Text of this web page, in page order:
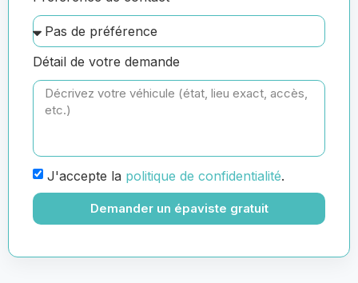
Détail de votre demande
J'accepte la politique de confidentialité.
Demander un épaviste gratuit